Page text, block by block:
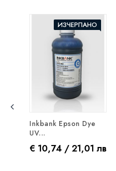
ИЗЧЕРПАНО
Inkbank Epson Dye
UV...
Цена
€ 10,74 / 21,01 лв